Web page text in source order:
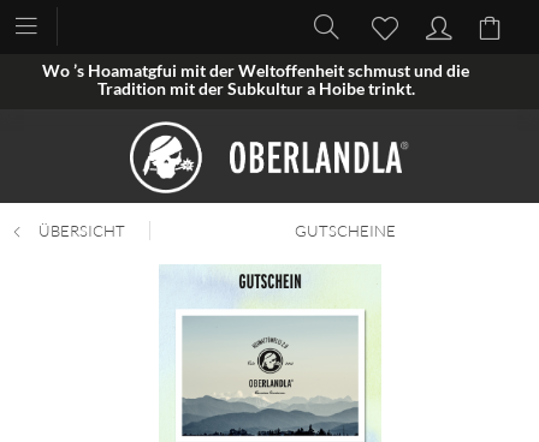
Wo ’s Hoamatgfui mit der Weltoffenheit schmust und die
Tradition mit der Subkultur a Hoibe trinkt.
ÜBERSICHT GUTSCHEINE